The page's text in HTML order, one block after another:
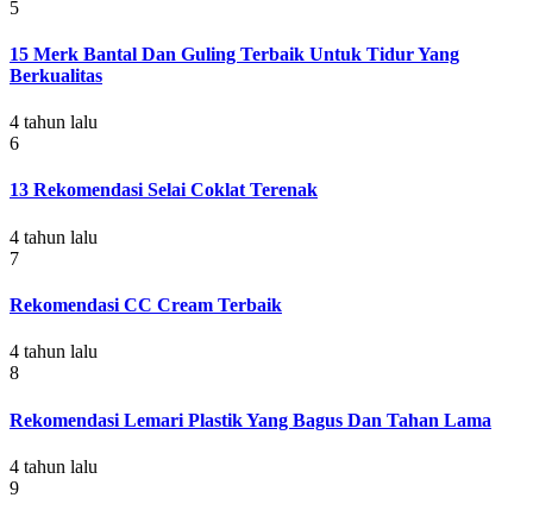
5
15 Merk Bantal Dan Guling Terbaik Untuk Tidur Yang
Berkualitas
4 tahun lalu
6
13 Rekomendasi Selai Coklat Terenak
4 tahun lalu
7
Rekomendasi CC Cream Terbaik
4 tahun lalu
8
Rekomendasi Lemari Plastik Yang Bagus Dan Tahan Lama
4 tahun lalu
9